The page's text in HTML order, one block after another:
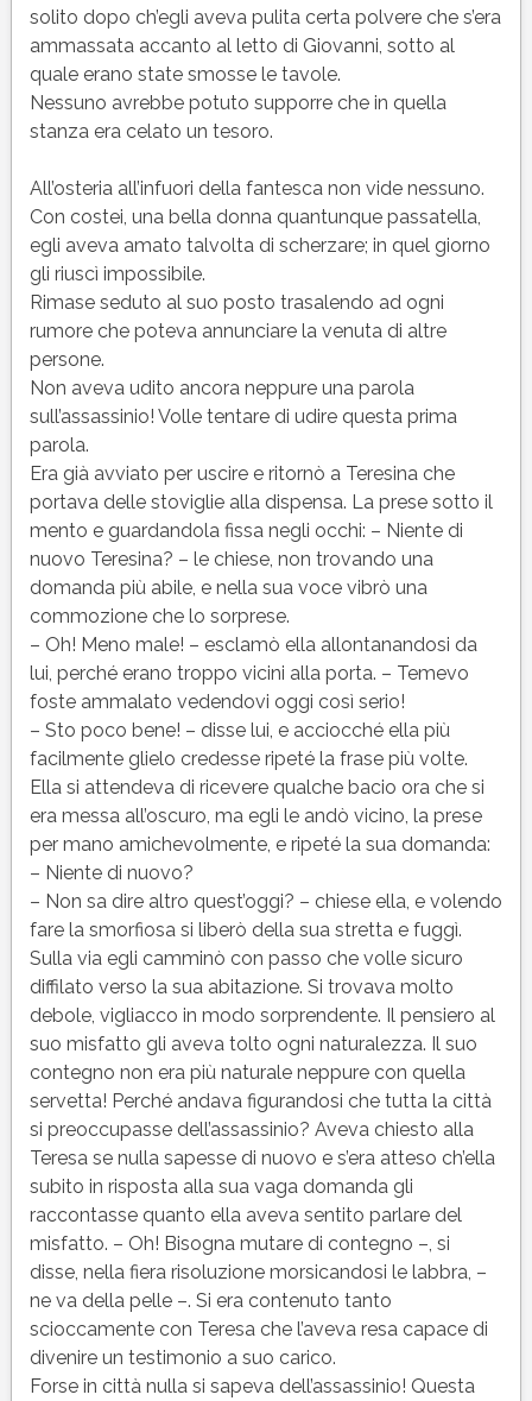
solito dopo ch’egli aveva pulita certa polvere che s’era
ammassata accanto al letto di Giovanni, sotto al
quale erano state smosse le tavole.
Nessuno avrebbe potuto supporre che in quella
stanza era celato un tesoro.
All’osteria all’infuori della fantesca non vide nessuno.
Con costei, una bella donna quantunque passatella,
egli aveva amato talvolta di scherzare; in quel giorno
gli riuscì impossibile.
Rimase seduto al suo posto trasalendo ad ogni
rumore che poteva annunciare la venuta di altre
persone.
Non aveva udito ancora neppure una parola
sull’assassinio! Volle tentare di udire questa prima
parola.
Era già avviato per uscire e ritornò a Teresina che
portava delle stoviglie alla dispensa. La prese sotto il
mento e guardandola fissa negli occhi: – Niente di
nuovo Teresina? – le chiese, non trovando una
domanda più abile, e nella sua voce vibrò una
commozione che lo sorprese.
– Oh! Meno male! – esclamò ella allontanandosi da
lui, perché erano troppo vicini alla porta. – Temevo
foste ammalato vedendovi oggi così serio!
– Sto poco bene! – disse lui, e acciocché ella più
facilmente glielo credesse ripeté la frase più volte.
Ella si attendeva di ricevere qualche bacio ora che si
era messa all’oscuro, ma egli le andò vicino, la prese
per mano amichevolmente, e ripeté la sua domanda:
– Niente di nuovo?
– Non sa dire altro quest’oggi? – chiese ella, e volendo
fare la smorfiosa si liberò della sua stretta e fuggì.
Sulla via egli camminò con passo che volle sicuro
diffilato verso la sua abitazione. Si trovava molto
debole, vigliacco in modo sorprendente. Il pensiero al
suo misfatto gli aveva tolto ogni naturalezza. Il suo
contegno non era più naturale neppure con quella
servetta! Perché andava figurandosi che tutta la città
si preoccupasse dell’assassinio? Aveva chiesto alla
Teresa se nulla sapesse di nuovo e s’era atteso ch’ella
subito in risposta alla sua vaga domanda gli
raccontasse quanto ella aveva sentito parlare del
misfatto. – Oh! Bisogna mutare di contegno –, si
disse, nella fiera risoluzione morsicandosi le labbra, –
ne va della pelle –. Si era contenuto tanto
scioccamente con Teresa che l’aveva resa capace di
divenire un testimonio a suo carico.
Forse in città nulla si sapeva dell’assassinio! Questa